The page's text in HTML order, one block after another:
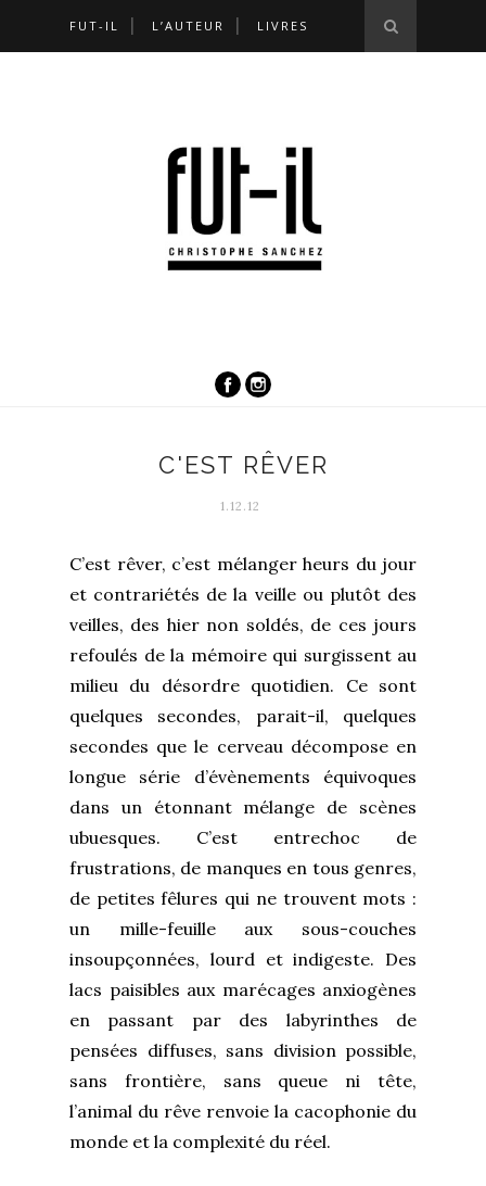
FUT-IL L’AUTEUR LIVRES
C'EST RÊVER
1.12.12
C’est rêver, c’est mélanger heurs du jour
et contrariétés de la veille ou plutôt des
veilles, des hier non soldés, de ces jours
refoulés de la mémoire qui surgissent au
milieu du désordre quotidien. Ce sont
quelques secondes, parait-il, quelques
secondes que le cerveau décompose en
longue série d’évènements équivoques
dans un étonnant mélange de scènes
ubuesques. C’est entrechoc de
frustrations, de manques en tous genres,
de petites fêlures qui ne trouvent mots :
un mille-feuille aux sous-couches
insoupçonnées, lourd et indigeste. Des
lacs paisibles aux marécages anxiogènes
en passant par des labyrinthes de
pensées diffuses, sans division possible,
sans frontière, sans queue ni tête,
l’animal du rêve renvoie la cacophonie du
monde et la complexité du réel.